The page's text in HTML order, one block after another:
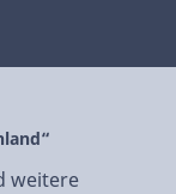
weitere